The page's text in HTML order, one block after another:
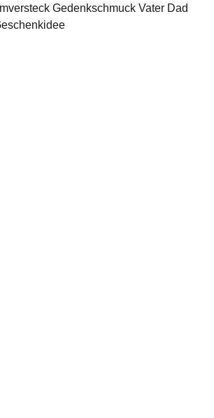
Gedenkschmuck Vater Dad